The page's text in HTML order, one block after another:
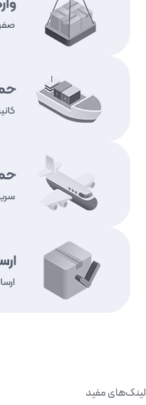
لینک‌های مفید